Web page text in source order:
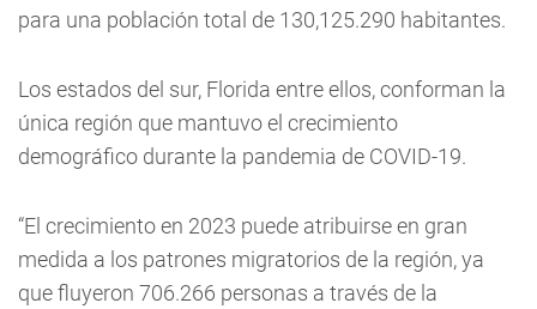
para una población total de 130,125.290 habitantes.
Los estados del sur, Florida entre ellos, conforman la
única región que mantuvo el crecimiento
demográfico durante la pandemia de COVID-19.
“El crecimiento en 2023 puede atribuirse en gran
medida a los patrones migratorios de la región, ya
que fluyeron 706.266 personas a través de la